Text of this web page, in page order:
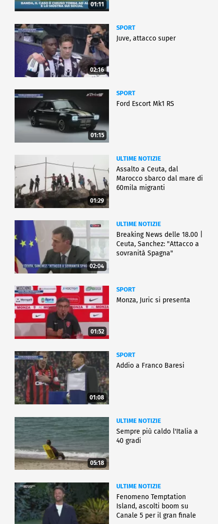
01:11
02:16
SPORT
Juve, attacco super
01:15
SPORT
Ford Escort Mk1 RS
01:29
ULTIME NOTIZIE
Assalto a Ceuta, dal
Marocco sbarco dal mare di
60mila migranti
02:04
ULTIME NOTIZIE
Breaking News delle 18.00 |
Ceuta, Sanchez: "Attacco a
sovranità Spagna"
01:52
SPORT
Monza, Juric si presenta
01:08
SPORT
Addio a Franco Baresi
05:18
ULTIME NOTIZIE
Sempre più caldo l'Italia a
40 gradi
ULTIME NOTIZIE
Fenomeno Temptation
Island, ascolti boom su
Canale 5 per il gran finale